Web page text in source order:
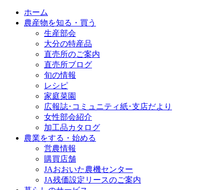
ホーム
農産物を知る・買う
生産部会
大分の特産品
直売所のご案内
直売所ブログ
旬の情報
レシピ
家庭菜園
広報誌･コミュニティ紙･支店だより
女性部会紹介
加工品カタログ
農業をする・始める
営農情報
購買店舗
JAおおいた農機センター
JA残価設定リースのご案内